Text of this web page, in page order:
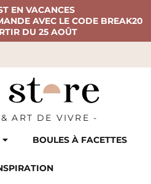
EN VACANCES
AVEC LE CODE BREAK20
DU 25 AOÛT
ART DE VIVRE -
BOULES À FACETTES